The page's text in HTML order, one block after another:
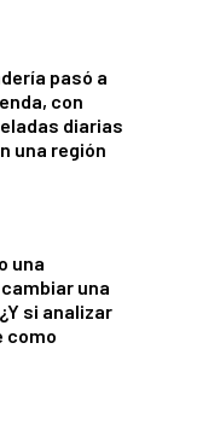
pasó a
con
diarias
una región
una
una
si analizar
como